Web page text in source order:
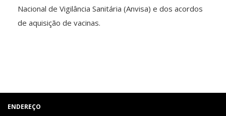
Nacional de Vigilância Sanitária (Anvisa) e dos acordos
de aquisição de vacinas.
ENDEREÇO